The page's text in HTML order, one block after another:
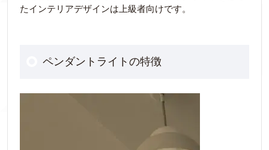
たインテリアデザインは上級者向けです。
ペンダントライトの特徴